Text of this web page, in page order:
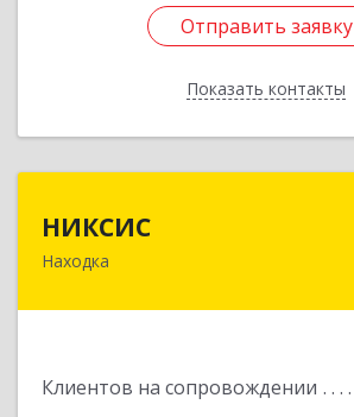
Отправить заявку
Показать контакты
Отправить заявку
Назад
НИКСИС
Находка
Клиентов на сопровождении